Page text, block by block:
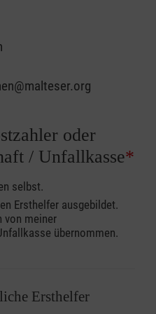
oder
/ Unfallkasse*
selbst.
Ersthelfer ausgebildet.
von meiner
übernommen.
Ersthelfer